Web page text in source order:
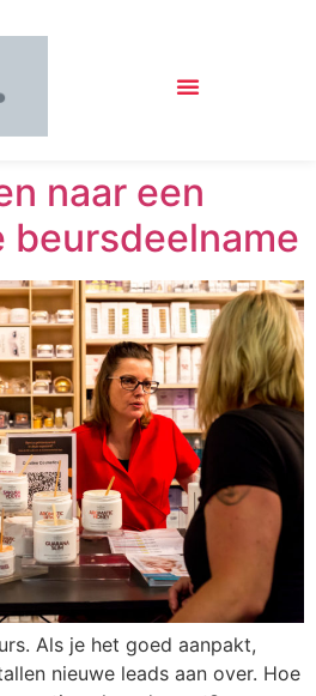
naar een
beursdeelname​
Als je het goed aanpakt,
nieuwe leads aan over. Hoe